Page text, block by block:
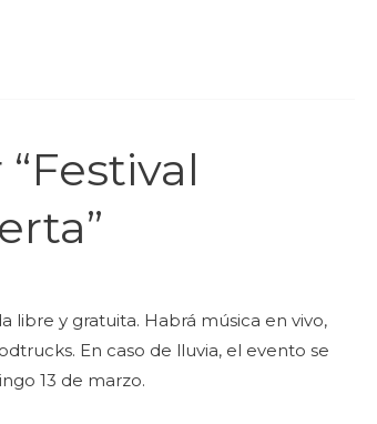
libre y gratuita. Habrá música en vivo,
En caso de lluvia, el evento se
13 de marzo.